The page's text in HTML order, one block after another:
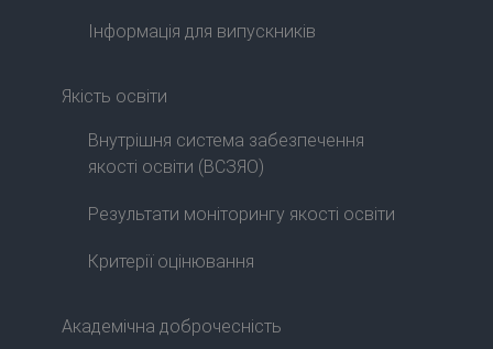
Інформація для випускників
Якість освіти
Внутрішня система забезпечення
якості освіти (ВСЗЯО)
Результати моніторингу якості освіти
Критерії оцінювання
Академічна доброчесність